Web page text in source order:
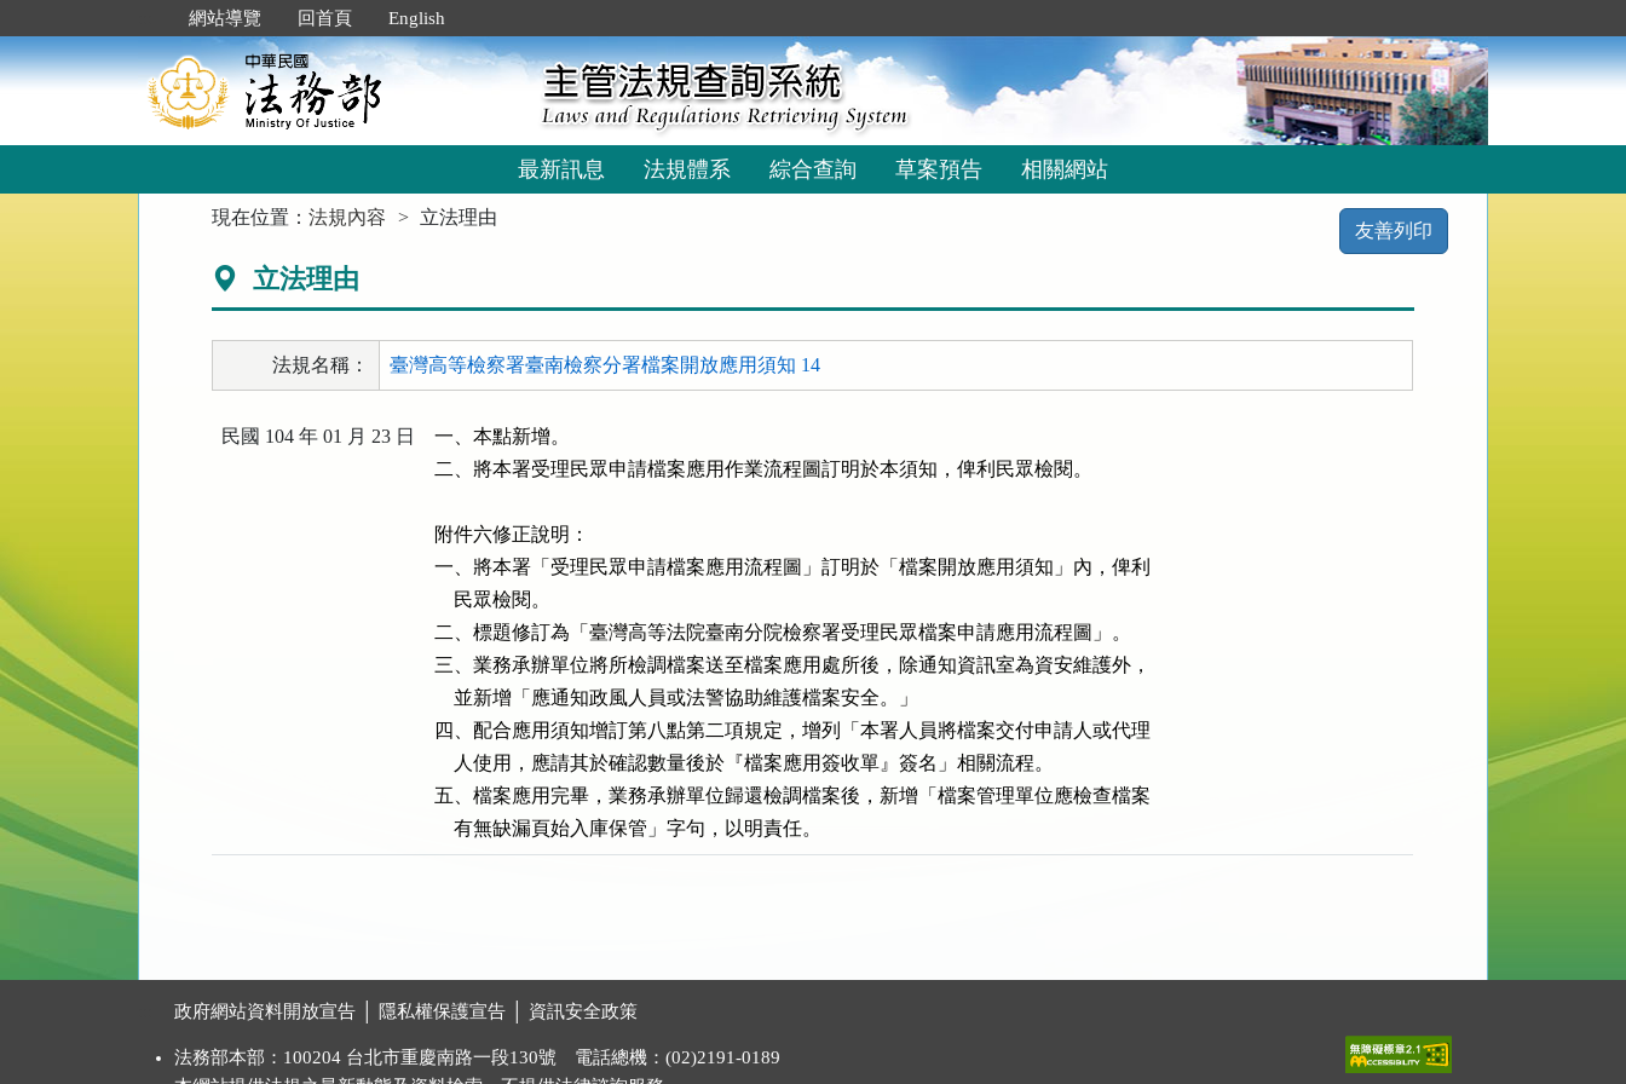
到
主
要
網站導覽 回首頁 English
最新訊息 法規體系 綜合查詢 草案預告 相關網站
現在位置：法規內容 立法理由
友善列印
立法理由
法規名稱： 臺灣高等檢察署臺南檢察分署檔案開放應用須知 14
民國 104 年 01 月 23 日
一、本點新增。
二、將本署受理民眾申請檔案應用作業流程圖訂明於本須知，俾利民眾檢閱。
附件六修正說明：
一、將本署「受理民眾申請檔案應用流程圖」訂明於「檔案開放應用須知」內，俾利
    民眾檢閱。
二、標題修訂為「臺灣高等法院臺南分院檢察署受理民眾檔案申請應用流程圖」。
三、業務承辦單位將所檢調檔案送至檔案應用處所後，除通知資訊室為資安維護外，
    並新增「應通知政風人員或法警協助維護檔案安全。」
四、配合應用須知增訂第八點第二項規定，增列「本署人員將檔案交付申請人或代理
    人使用，應請其於確認數量後於『檔案應用簽收單』簽名」相關流程。
五、檔案應用完畢，業務承辦單位歸還檢調檔案後，新增「檔案管理單位應檢查檔案
    有無缺漏頁始入庫保管」字句，以明責任。
政府網站資料開放宣告 隱私權保護宣告 資訊安全政策
法務部本部：100204 台北市重慶南路一段130號 電話總機：(02)2191-0189